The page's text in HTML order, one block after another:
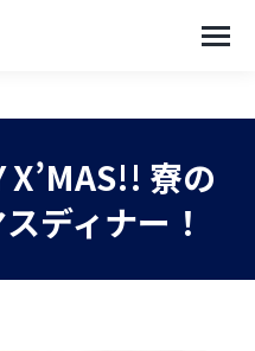
寮の
ディナー！